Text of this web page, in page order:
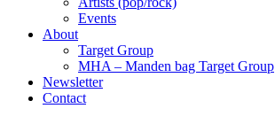
Events
About
Target Group
MHA – Manden bag Target Group
Newsletter
Contact